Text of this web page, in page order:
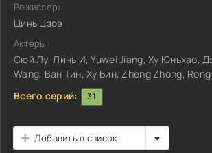
Режиссер:
Цинь Цзоэ
Актеры:
Сюй Лу, Линь И, Yuwei Jiang, Ху Юньхао,
Wang, Ван Тин, Ху Бин, Zheng Zhong,
Всего серий:
31
Добавить в список